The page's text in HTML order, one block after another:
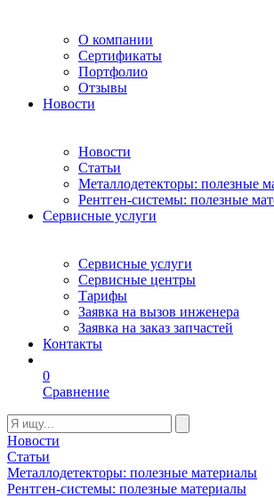
О компании
Сертификаты
Портфолио
Отзывы
Новости
Новости
Статьи
Металлодетекторы: полезные
Рентген-системы: полезные
Сервисные услуги
Сервисные услуги
Сервисные центры
Тарифы
Заявка на вызов инженера
Заявка на заказ запчастей
Контакты
0
Сравнение
Новости
Статьи
Металлодетекторы: полезные материалы
Рентген-системы: полезные материалы